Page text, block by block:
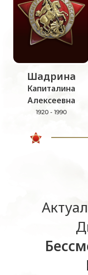
Шадрина
Капиталина
Алексеевна
1920 - 1990